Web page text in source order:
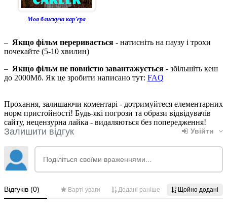
Моя блискуча карʼєра
– Якщо фільм переривається - натисніть на паузу і трохи
почекайте (5-10 хвилин)
– Якщо фільм не повністю завантажується - збільшіть кеш
до 2000Мб. Як це зробити написано тут: FAQ
Прохання, залишаючи коментарі - дотримуйтеся елементарних
норм пристойності! Будь-які погрози та образи відвідувачів
сайту, нецензурна лайка - видаляються без попередження!